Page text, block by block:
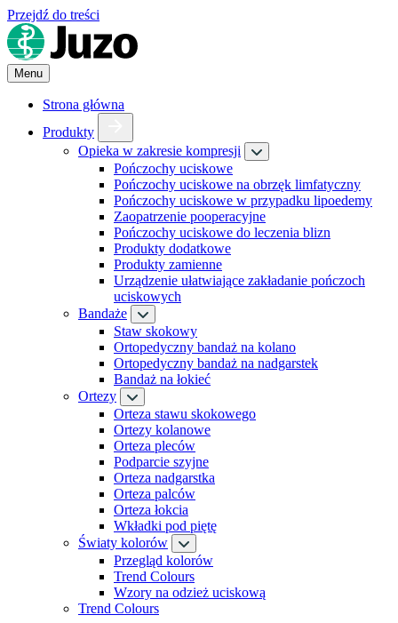
Przejdź do treści
Menu
Strona główna
Produkty
Opieka w zakresie kompresji
Pończochy uciskowe
Pończochy uciskowe na obrzęk limfatyczny
Pończochy uciskowe w przypadku lipoedemy
Zaopatrzenie pooperacyjne
Pończochy uciskowe do leczenia blizn
Produkty dodatkowe
Produkty zamienne
Urządzenie ułatwiające zakładanie pończoch
uciskowych
Bandaże
Staw skokowy
Ortopedyczny bandaż na kolano
Ortopedyczny bandaż na nadgarstek
Bandaż na łokieć
Ortezy
Orteza stawu skokowego
Ortezy kolanowe
Orteza pleców
Podparcie szyjne
Orteza nadgarstka
Orteza palców
Orteza łokcia
Wkładki pod piętę
Światy kolorów
Przegląd kolorów
Trend Colours
Wzory na odzież uciskową
Trend Colours